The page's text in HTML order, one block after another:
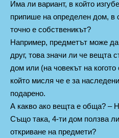
Има ли вариант, в който
припише на определен дом, в
точно е собственикът?
Например, предметът може да
друг, това значи ли че вещта
дом или (на човекът на
който мисля че е за
подарено.
А какво ако вещта е обща? –
Също така, 4-ти дом ползва
откриване на предмети?